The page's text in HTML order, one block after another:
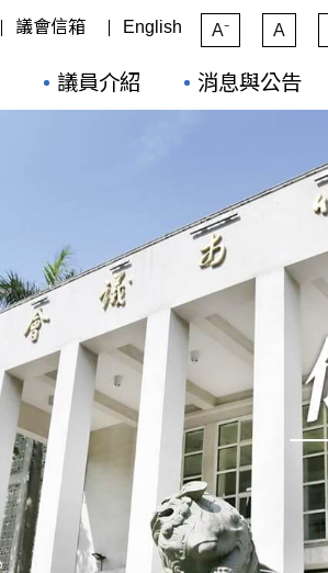
議會信箱 English A⁻ A
議員介紹 消息與公告